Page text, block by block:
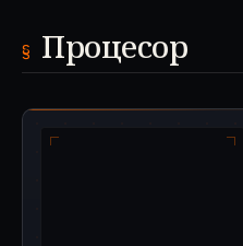
Процесор